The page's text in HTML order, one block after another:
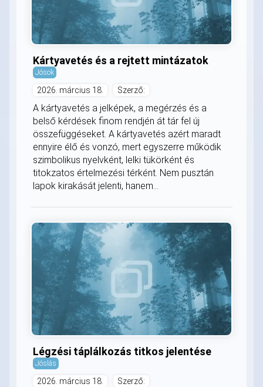
Kártyavetés és a rejtett mintázatok
Jósok
2026. március 18. Szerző:
A kártyavetés a jelképek, a megérzés és a
belső kérdések finom rendjén át tár fel új
összefüggéseket. A kártyavetés azért maradt
ennyire élő és vonzó, mert egyszerre működik
szimbolikus nyelvként, lelki tükörként és
titokzatos értelmezési térként. Nem pusztán
lapok kirakását jelenti, hanem...
Légzési táplálkozás titkos jelentése
Jóslás
2026. március 18. Szerző: